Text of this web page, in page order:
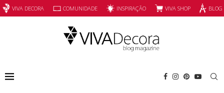
VIVA DECORA COMUNIDADE INSPIRAÇÃO VIVA SHOP